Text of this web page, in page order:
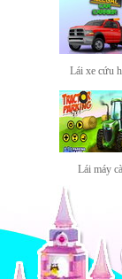
Lái xe cứu
Lái máy